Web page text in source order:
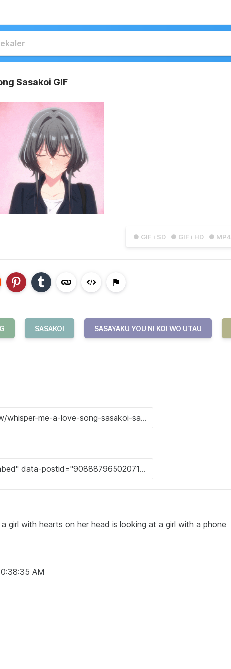
Sasakoi GIF
● GIF i SD ● GIF i HD ● MP4
SASAKOI SASAYAKU YOU NI KOI WO UTAU
a girl with hearts on her head is looking at a girl with a phone
AM